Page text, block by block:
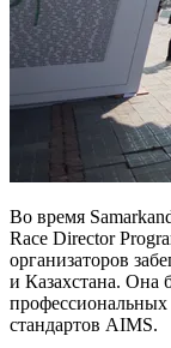
Во время
Race Director
организаторов
и Казахстана. Она
стандартов AIMS.